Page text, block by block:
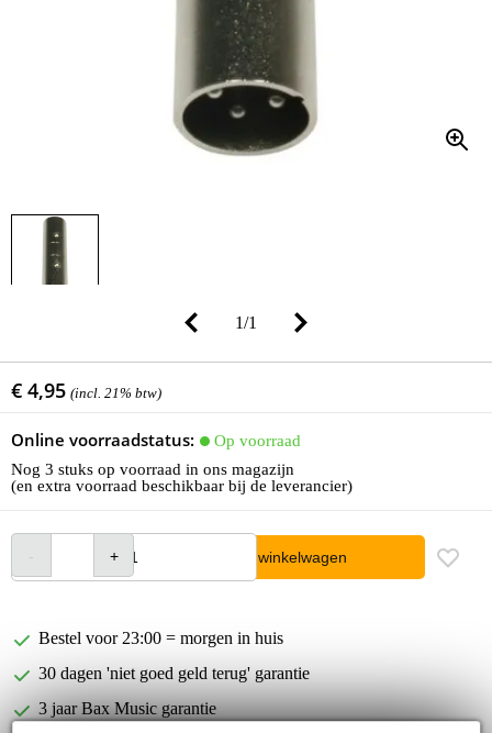
1/1
€ 4,95 (incl. 21% btw)
Online voorraadstatus:
Op voorraad
Nog 3 stuks op voorraad in ons magazijn
(en extra voorraad beschikbaar bij de leverancier)
In winkelwagen
Bestel voor 23:00 = morgen in huis
30 dagen 'niet goed geld terug' garantie
3 jaar Bax Music garantie